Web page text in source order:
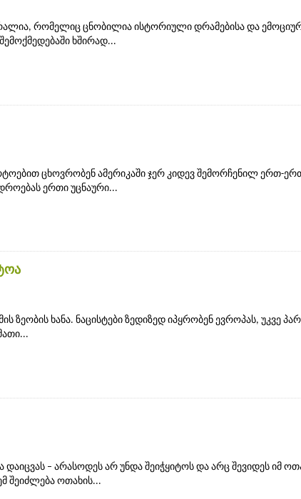
რომელიც ცნობილია ისტორიული დრამებისა და
ხშირად...
ცხოვრობენ ამერიკაში ჯერ კიდევ შემორჩენილ ერთ-
ერთი უცნაური...
ზეობის ხანა. ნაცისტები ზედიზედ იპყრობენ ევროპას, უკვე
– არასოდეს არ უნდა შეიჭყიტოს და არც შევიდეს იმ
შეიძლება ოთახის...